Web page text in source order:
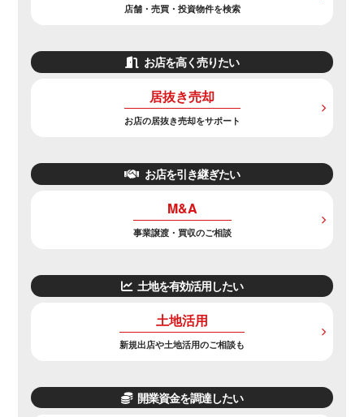
店舗・売買・投資物件を検索
お店を高く売りたい
居抜き売却
お店の居抜き売却をサポート
お店を引き継ぎたい
M&A
事業譲渡・買収のご相談
土地を有効活用したい
土地活用
新規出店や土地活用のご相談も
開業資金を調達したい